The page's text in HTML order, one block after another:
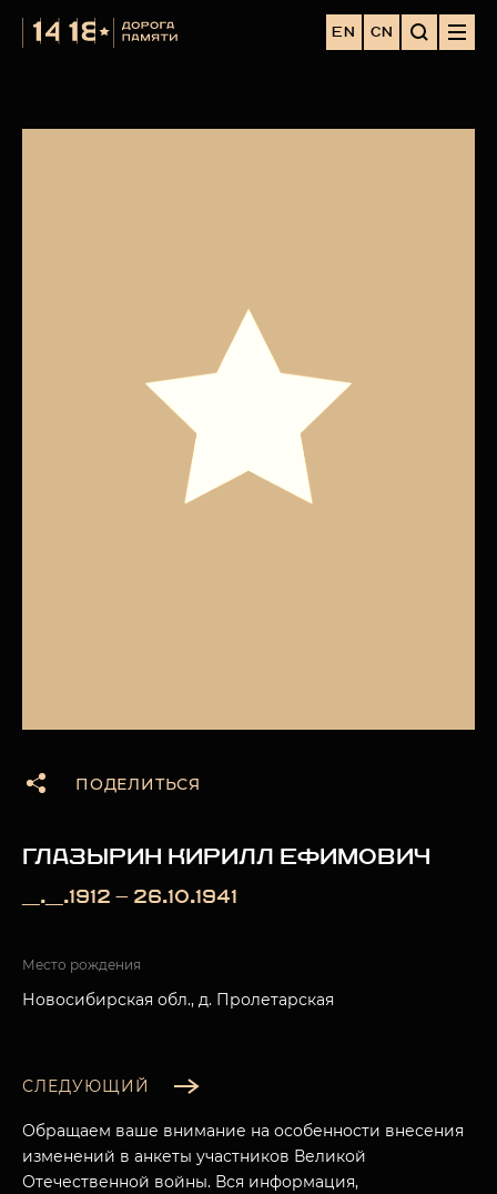
EN CN
ПОДЕЛИТЬСЯ
ГЛАЗЫРИН КИРИЛЛ ЕФИМОВИЧ
__.__.1912 — 26.10.1941
Место рождения
Новосибирская обл., д. Пролетарская
СЛЕДУЮЩИЙ
Обращаем ваше внимание на особенности внесения
изменений в анкеты участников Великой
Отечественной войны. Вся информация,